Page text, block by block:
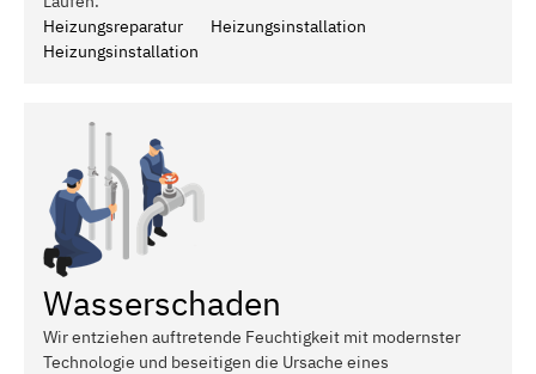
Heizungsreparatur
Heizungsinstallation
Heizungsinstallation
Wasserschaden
Wir entziehen auftretende Feuchtigkeit mit modernster
Technologie und beseitigen die Ursache eines